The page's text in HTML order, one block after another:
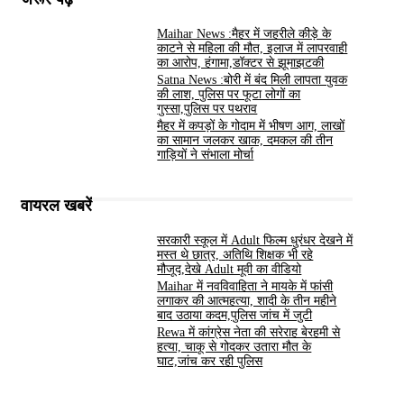
Maihar News :मैहर में जहरीले कीड़े के
काटने से महिला की मौत, इलाज में लापरवाही
का आरोप, हंगामा,डॉक्टर से झूमाझटकी
Satna News :बोरी में बंद मिली लापता युवक
की लाश, पुलिस पर फूटा लोगों का
गुस्सा,पुलिस पर पथराव
मैहर में कपड़ों के गोदाम में भीषण आग, लाखों
का सामान जलकर खाक, दमकल की तीन
गाड़ियों ने संभाला मोर्चा
वायरल खबरें
सरकारी स्कूल में Adult फिल्म धुरंधर देखने में
मस्त थे छात्र, अतिथि शिक्षक भी रहे
मौजूद,देखे Adult मूवी का वीडियो
Maihar में नवविवाहिता ने मायके में फांसी
लगाकर की आत्महत्या, शादी के तीन महीने
बाद उठाया कदम,पुलिस जांच में जुटी
Rewa में कांग्रेस नेता की सरेराह बेरहमी से
हत्या, चाकू से गोदकर उतारा मौत के
घाट,जांच कर रही पुलिस